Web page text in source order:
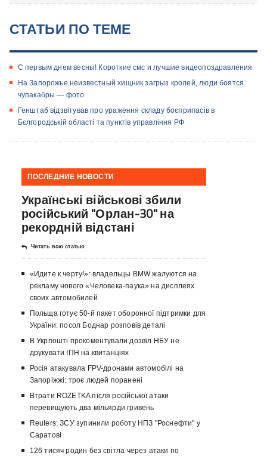
СТАТЬИ ПО ТЕМЕ
С первым днем весны! Короткие смс и лучшие видеопоздравления
На Запорожье неизвестный хищник загрыз кролей, люди боятся
чупакабры — фото
Генштаб відзвітував про ураження складу боєприпасів в
Бєлгородській області та пунктів управління РФ
ПОСЛЕДНИЕ НОВОСТИ
Українські військові збили
російський "Орлан-30" на
рекордній відстані
Читать всю статью
«Идите к черту!»: владельцы BMW жалуются на
рекламу нового «Человека-паука» на дисплеях
своих автомобилей
Польща готує 50-й пакет оборонної підтримки для
України: посол Боднар розповів деталі
В Укрпошті прокоментували дозвіл НБУ не
друкувати ІПН на квитанціях
Росія атакувала FPV-дронами автомобілі на
Запоріжжі: троє людей поранені
Втрати ROZETKA після російської атаки
перевищують два мільярди гривень
Reuters: ЗСУ зупинили роботу НПЗ "Роснефти" у
Саратові
126 тисяч родин без світла через атаки по